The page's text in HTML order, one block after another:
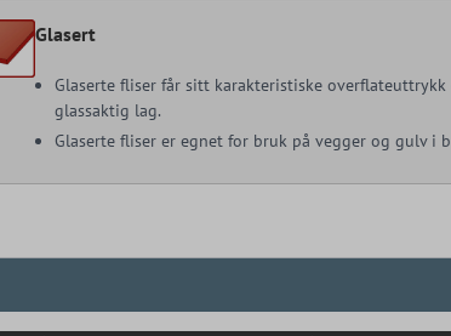
Glasert
Glaserte fliser får sitt karakteristiske
glassaktig lag.
Glaserte fliser er egnet for bruk på vegger og gulv i